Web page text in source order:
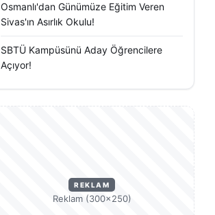
Osmanlı'dan Günümüze Eğitim Veren
Sivas'ın Asırlık Okulu!
SBTÜ Kampüsünü Aday Öğrencilere
Açıyor!
REKLAM
Reklam (300×250)